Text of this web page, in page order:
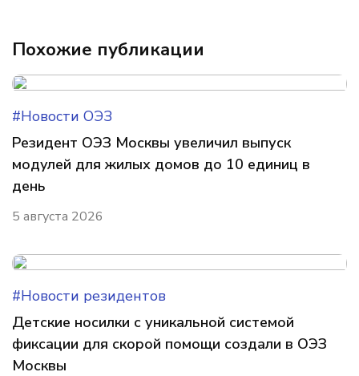
Похожие публикации
#Новости ОЭЗ
Резидент ОЭЗ Москвы увеличил выпуск
модулей для жилых домов до 10 единиц в
день
5 августа 2026
#Новости резидентов
Детские носилки с уникальной системой
фиксации для скорой помощи создали в ОЭЗ
Москвы